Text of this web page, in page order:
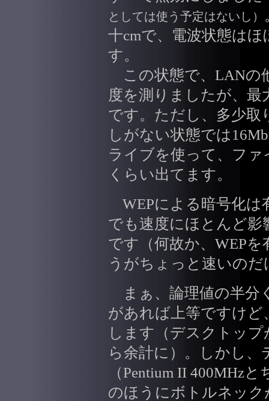
としては使う予定はないし）
十cmで、電波状態は
す。
この状態で、LANの
度を測りましたが、最
です。ただし、多少
しがない状態では
ライブを使って、ファ
くらい出てます。
WEPによる暗号化は
でも速度にほとんど影
です（何故か、WEP
うがちょっと速いのだ
まぁ、論理値の半分
があれば上等ですけ
します（デスクトップ
ら余計に）。しかし
（Pentium II 400MHz
のほうにボトルネッ